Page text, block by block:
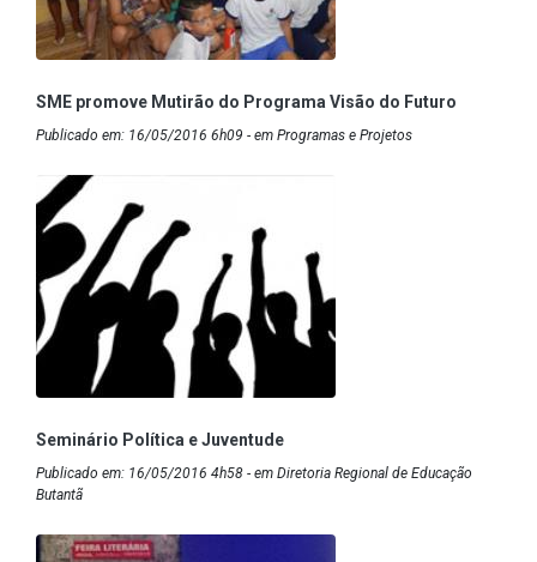
SME promove Mutirão do Programa Visão do Futuro
Publicado em: 16/05/2016 6h09 - em Programas e Projetos
Seminário Política e Juventude
Publicado em: 16/05/2016 4h58 - em Diretoria Regional de Educação
Butantã